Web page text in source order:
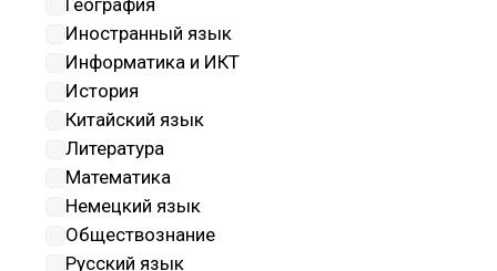
Оружие и системы вооружения
Политические науки и
регионоведение
Прикладная геология, горное
дело, нефтегазовое дело и
геодезия
Промышленная экология и
биотехнологии
Психологические науки
География
Иностранный язык
Информатика и ИКТ
История
Китайский язык
Литература
Математика
Немецкий язык
Обществознание
Русский язык